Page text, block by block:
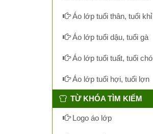
Áo lớp tuổi thân, tuổi khỉ
Áo lớp tuổi dậu, tuổi gà
Áo lớp tuổi tuất, tuổi chó
Áo lớp tuổi hợi, tuổi lợn
TỪ KHÓA TÌM KIẾM
Logo áo lớp